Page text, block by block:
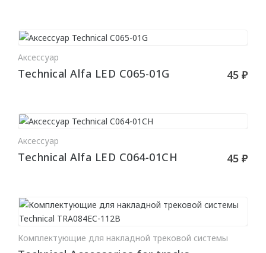
СВЕТИЛЬНИКИ
Потолочные
Встраиваемые
Настенные
Блоки питания
Аксессуар
Technical Alfa LED C065-01G 45 ₽
Аксессуар
Technical Alfa LED C064-01CH 45 ₽
В КОРЗИНУ
Комплектующие для накладной трековой системы